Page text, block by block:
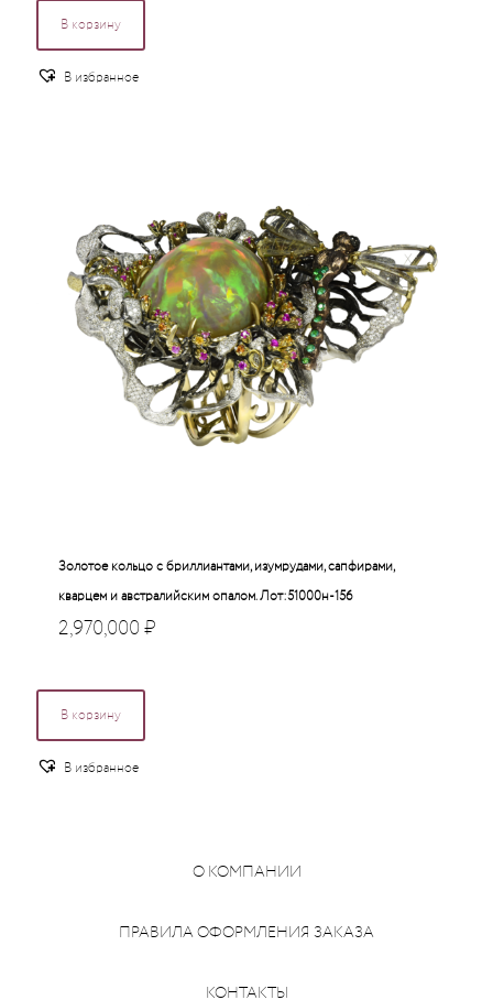
В корзину
В избранное
Золотое кольцо с бриллиантами, изумрудами, сапфирами,
кварцем и австралийским опалом. Лот:51000н-156
2,970,000₽
В корзину
В избранное
О КОМПАНИИ
ПРАВИЛА ОФОРМЛЕНИЯ ЗАКАЗА
КОНТАКТЫ